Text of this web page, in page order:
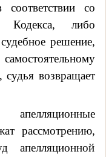
со
Кодекса, либо
решение,
возвращает
рассмотрению,